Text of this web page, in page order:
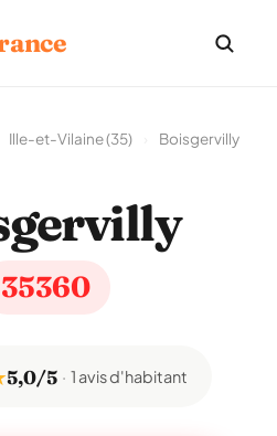
Ille-et-Vilaine (35) Boisgervilly
35360
5,0/5 1 avis d'habitant